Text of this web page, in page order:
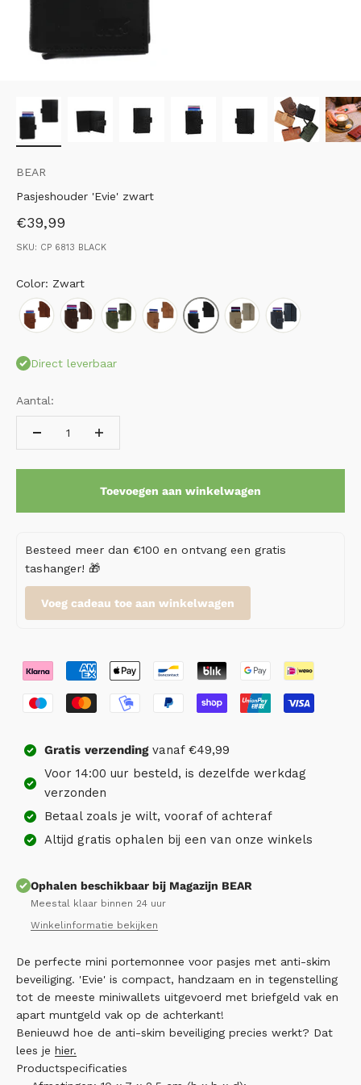
BEAR
Pasjeshouder 'Evie' zwart
Aanbiedingsprijs
€39,99
SKU: CP 6813 BLACK
Color: Zwart
Direct leverbaar
Aantal:
Toevoegen aan winkelwagen
Besteed meer dan €100 en ontvang een gratis
tashanger! 🎁
Voeg cadeau toe aan winkelwagen
Gratis verzendingvanaf €49,99
Voor 14:00 uur besteld, is dezelfde werkdag
verzonden
Betaal zoals je wilt, vooraf of achteraf
Altijd gratis ophalen bij een van onze winkels
Ophalen beschikbaar bij Magazijn BEAR
Meestal klaar binnen 24 uur
Winkelinformatie bekijken
De perfecte mini portemonnee voor pasjes met anti-skim
beveiliging. 'Evie' is compact, handzaam en in tegenstelling
tot de meeste miniwallets uitgevoerd met briefgeld vak en
apart muntgeld vak op de achterkant!
Benieuwd hoe de anti-skim beveiliging precies werkt? Dat
lees je hier.
Productspecificaties